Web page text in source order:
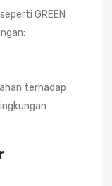
GREEN
terhadap